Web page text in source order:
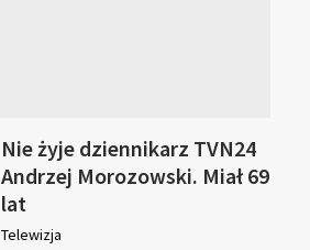
Nie żyje dziennikarz TVN24
Andrzej Morozowski. Miał 69
lat
Telewizja